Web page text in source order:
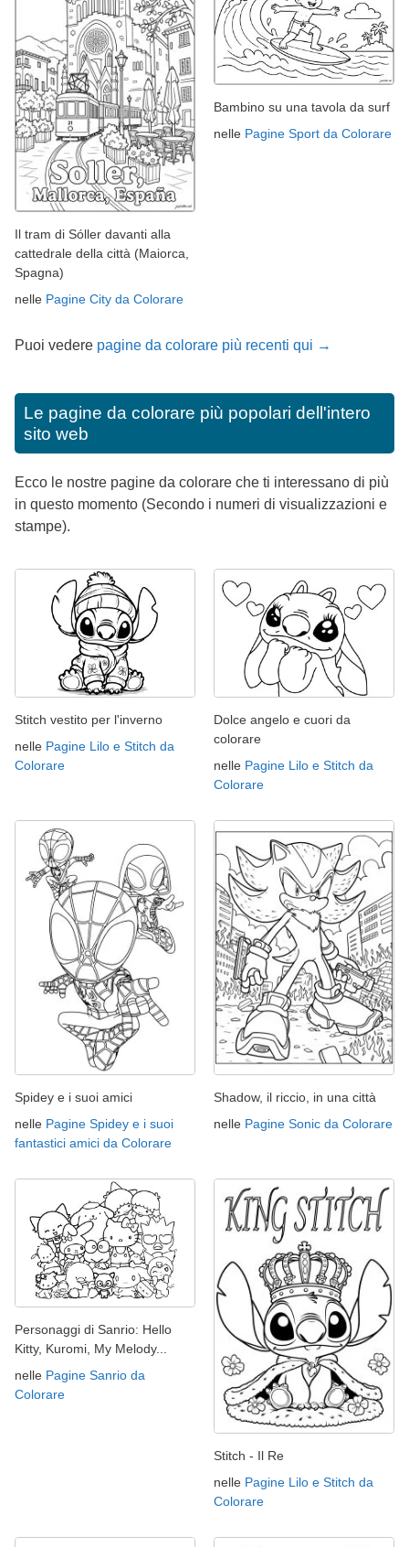
Il tram di Sóller davanti alla
cattedrale della città (Maiorca,
Spagna)
nelle Pagine City da Colorare
Bambino su una tavola da surf
nelle Pagine Sport da Colorare
Puoi vedere pagine da colorare più recenti qui →
Le pagine da colorare più popolari dell'intero
sito web
Ecco le nostre pagine da colorare che ti interessano di più
in questo momento (Secondo i numeri di visualizzazioni e
stampe).
Stitch vestito per l'inverno
nelle Pagine Lilo e Stitch da
Colorare
Dolce angelo e cuori da
colorare
nelle Pagine Lilo e Stitch da
Colorare
Spidey e i suoi amici
nelle Pagine Spidey e i suoi
fantastici amici da Colorare
Shadow, il riccio, in una città
nelle Pagine Sonic da Colorare
Personaggi di Sanrio: Hello
Kitty, Kuromi, My Melody...
nelle Pagine Sanrio da
Colorare
Stitch - Il Re
nelle Pagine Lilo e Stitch da
Colorare